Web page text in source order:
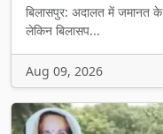
बिलासपुर: अदालत में जमानत
लेकिन बिलासप...
Aug 09, 2026